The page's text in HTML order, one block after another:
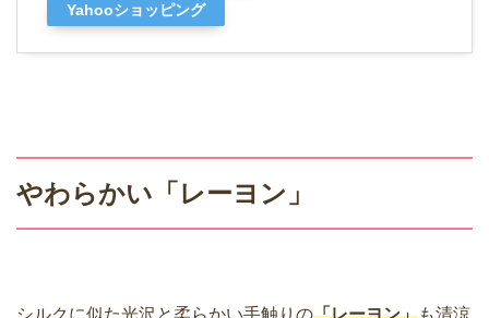
Yahooショッピング
やわらかい「レーヨン」